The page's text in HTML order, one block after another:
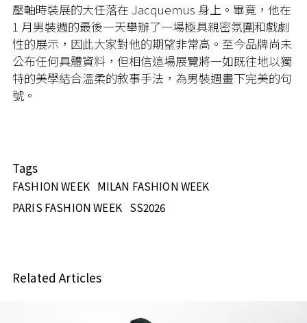
壓軸時裝展的大任落在 Jacquemus 身上。畢竟，他在
1 月男裝週的最後一天舉辦了一場極具親密氛圍和戲劇
性的展示，因此大家對他的期望非常高。至今品牌尚未
公布任何具體資料，但相信這場展覽將一如既往地以獨
特的美學結合溫柔的敘事手法，為男裝週畫下完美的句
號。
Tags
FASHION WEEK MILAN FASHION WEEK
PARIS FASHION WEEK SS2026
Related Articles